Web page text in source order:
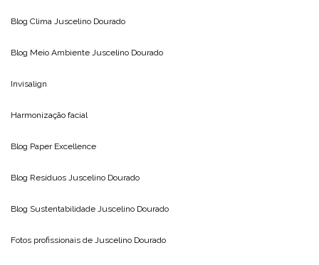
Blog Clima Juscelino Dourado
Blog Meio Ambiente Juscelino Dourado
Invisalign
Harmonização facial
Blog Paper Excellence
Blog Resíduos Juscelino Dourado
Blog Sustentabilidade Juscelino Dourado
Fotos profissionais de Juscelino Dourado